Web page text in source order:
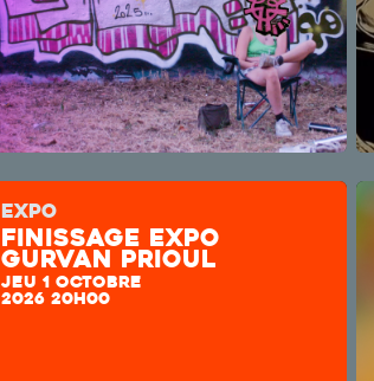
EXPO
Finissage expo
Gurvan prioul
JEU 1 OCTOBRE
2026 20H00